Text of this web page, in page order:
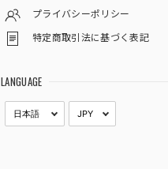
プライバシーポリシー
特定商取引法に基づく表記
LANGUAGE